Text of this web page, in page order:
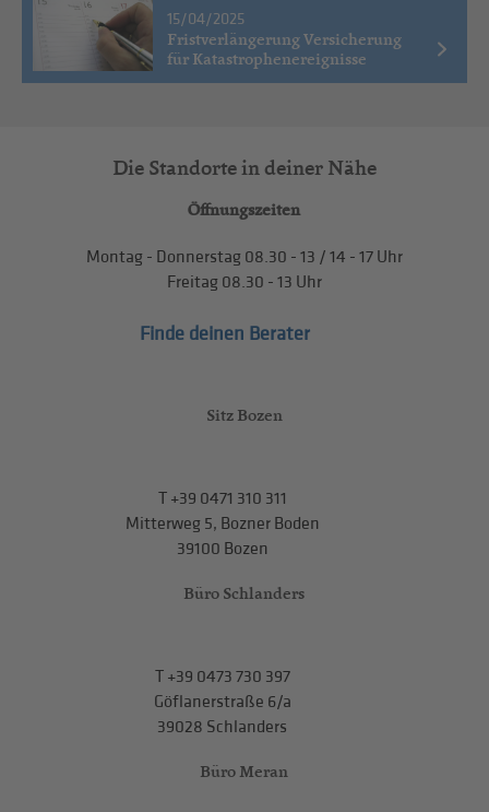
15/04/2025
Fristverlängerung Versicherung
für Katastrophenereignisse
Die Standorte in deiner Nähe
Öffnungszeiten
Montag - Donnerstag 08.30 - 13 / 14 - 17 Uhr
Freitag 08.30 - 13 Uhr
Finde deinen Berater
Sitz Bozen
T+39 0471 310 311
Mitterweg 5, Bozner Boden
39100 Bozen
Büro Schlanders
T+39 0473 730 397
Göflanerstraße 6/a
39028 Schlanders
Büro Meran